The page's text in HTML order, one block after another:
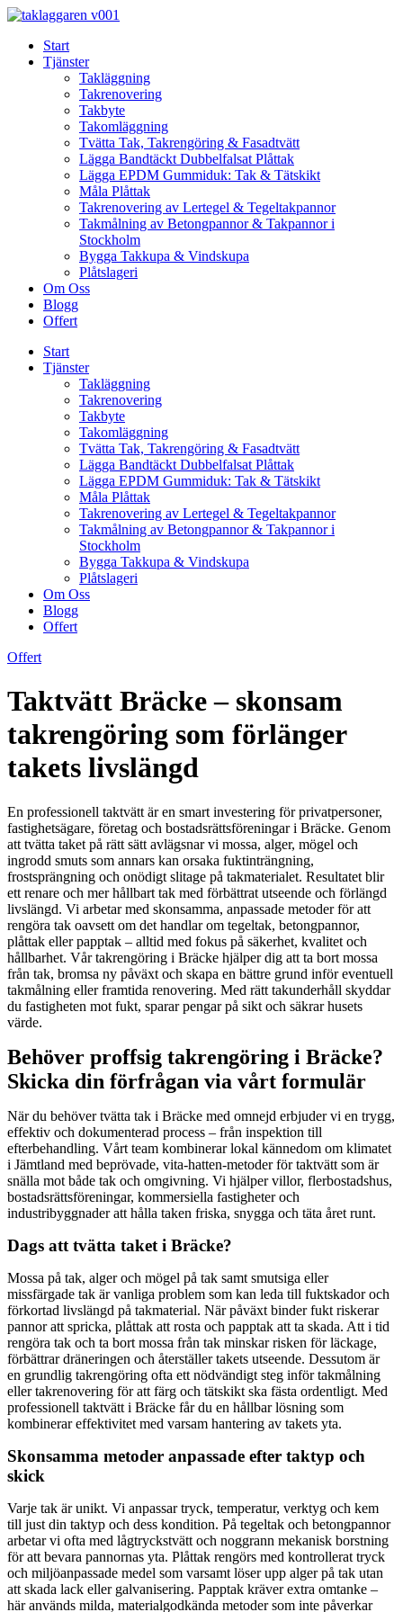
Skip
contentStart
Tjänster
Takläggning
Takrenovering
Takbyte
Takomläggning
Tvätta Tak, Takrengöring & Fasadtvätt
Lägga Bandtäckt Dubbelfalsat Plåttak
Lägga EPDM Gummiduk: Tak & Tätskikt
Måla Plåttak
Takrenovering av Lertegel & Tegeltakpannor
Takmålning av Betongpannor & Takpannor i
Stockholm
Bygga Takkupa & Vindskupa
Plåtslageri
Om Oss
Blogg
Offert
Start
Tjänster
Takläggning
Takrenovering
Takbyte
Takomläggning
Tvätta Tak, Takrengöring & Fasadtvätt
Lägga Bandtäckt Dubbelfalsat Plåttak
Lägga EPDM Gummiduk: Tak & Tätskikt
Måla Plåttak
Takrenovering av Lertegel & Tegeltakpannor
Takmålning av Betongpannor & Takpannor i
Stockholm
Bygga Takkupa & Vindskupa
Plåtslageri
Om Oss
Blogg
Offert
Offert
Taktvätt Bräcke – skonsam
takrengöring som förlänger
takets livslängd
En professionell taktvätt är en smart investering för privatpersoner,
fastighetsägare, företag och bostadsrättsföreningar i Bräcke. Genom
att tvätta taket på rätt sätt avlägsnar vi mossa, alger, mögel och
ingrodd smuts som annars kan orsaka fuktinträngning,
frostsprängning och onödigt slitage på takmaterialet. Resultatet blir
ett renare och mer hållbart tak med förbättrat utseende och förlängd
livslängd. Vi arbetar med skonsamma, anpassade metoder för att
rengöra tak oavsett om det handlar om tegeltak, betongpannor,
plåttak eller papptak – alltid med fokus på säkerhet, kvalitet och
hållbarhet. Vår takrengöring i Bräcke hjälper dig att ta bort mossa
från tak, bromsa ny påväxt och skapa en bättre grund inför eventuell
takmålning eller framtida renovering. Med rätt takunderhåll skyddar
du fastigheten mot fukt, sparar pengar på sikt och säkrar husets
värde.
Behöver proffsig takrengöring i Bräcke?
Skicka din förfrågan via vårt formulär
När du behöver tvätta tak i Bräcke med omnejd erbjuder vi en trygg,
effektiv och dokumenterad process – från inspektion till
efterbehandling. Vårt team kombinerar lokal kännedom om klimatet
i Jämtland med beprövade, vita-hatten-metoder för taktvätt som är
snälla mot både tak och omgivning. Vi hjälper villor, flerbostadshus,
bostadsrättsföreningar, kommersiella fastigheter och
industribyggnader att hålla taken friska, snygga och täta året runt.
Dags att tvätta taket i Bräcke?
Mossa på tak, alger och mögel på tak samt smutsiga eller
missfärgade tak är vanliga problem som kan leda till fuktskador och
förkortad livslängd på takmaterial. När påväxt binder fukt riskerar
pannor att spricka, plåttak att rosta och papptak att ta skada. Att i tid
rengöra tak och ta bort mossa från tak minskar risken för läckage,
förbättrar dräneringen och återställer takets utseende. Dessutom är
en grundlig takrengöring ofta ett nödvändigt steg inför takmålning
eller takrenovering för att färg och tätskikt ska fästa ordentligt. Med
professionell taktvätt i Bräcke får du en hållbar lösning som
kombinerar effektivitet med varsam hantering av takets yta.
Skonsamma metoder anpassade efter taktyp och
skick
Varje tak är unikt. Vi anpassar tryck, temperatur, verktyg och kem
till just din taktyp och dess kondition. På tegeltak och betongpannor
arbetar vi ofta med lågtryckstvätt och noggrann mekanisk borstning
för att bevara pannornas yta. Plåttak rengörs med kontrollerat tryck
och miljöanpassade medel som varsamt löser upp alger på tak utan
att skada lack eller galvanisering. Papptak kräver extra omtanke –
här används milda, materialgodkända metoder som inte påverkar